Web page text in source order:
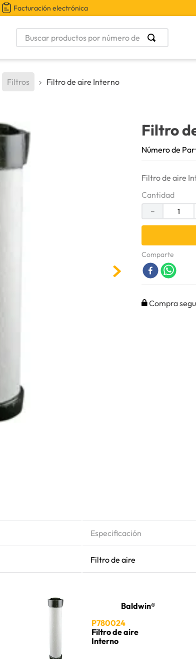
Facturación electrónica
Buscar productos por número de parte
Filtros Filtro de aire Interno
Filtro
Número de
Filtro de aire
Cantidad
－
Comparte
Compra
Especificación
Filtro de aire
Baldwin®
P780024
Filtro de aire
Interno